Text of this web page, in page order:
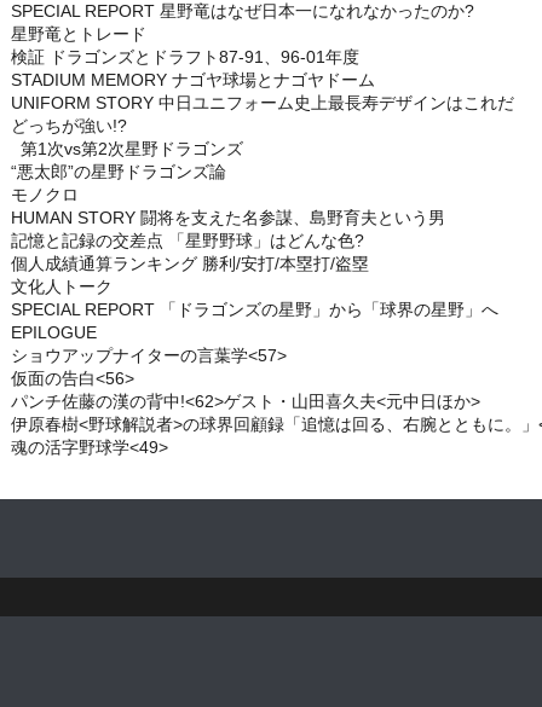
SPECIAL REPORT 星野竜はなぜ日本一になれなかったのか?
星野竜とトレード
検証 ドラゴンズとドラフト87-91、96-01年度
STADIUM MEMORY ナゴヤ球場とナゴヤドーム
UNIFORM STORY 中日ユニフォーム史上最長寿デザインはこれだ
どっちが強い!?
第1次vs第2次星野ドラゴンズ
“悪太郎”の星野ドラゴンズ論
モノクロ
HUMAN STORY 闘将を支えた名参謀、島野育夫という男
記憶と記録の交差点 「星野野球」はどんな色?
個人成績通算ランキング 勝利/安打/本塁打/盗塁
文化人トーク
SPECIAL REPORT 「ドラゴンズの星野」から「球界の星野」へ
EPILOGUE
ショウアップナイターの言葉学<57>
仮面の告白<56>
パンチ佐藤の漢の背中!<62>ゲスト・山田喜久夫<元中日ほか>
伊原春樹<野球解説者>の球界回顧録「追憶は回る、右腕とともに。
魂の活字野球学<49>